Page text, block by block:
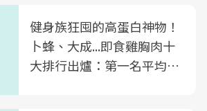
健身族狂囤的高蛋白神物！
卜蜂、大成...即食雞胸肉十
大排行出爐：第一名平均一